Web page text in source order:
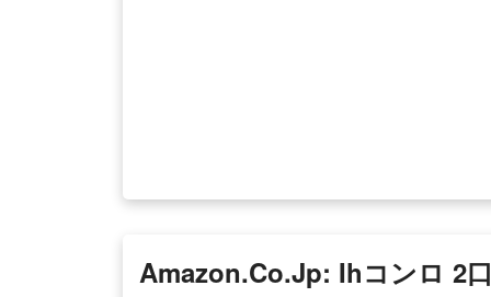
Amazon.co.jp: Ihコンロ 2